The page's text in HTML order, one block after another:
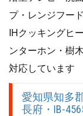
プ・レンジフー
IHクッキングヒ
ンターホン・樹
対応しています
愛知県知多
長府・IB-